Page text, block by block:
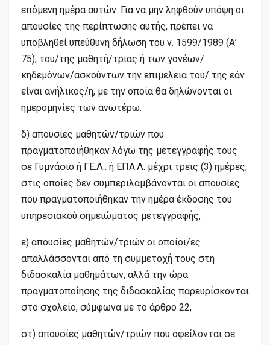
επόμενη ημέρα αυτών. Για να μην ληφθούν υπόψη οι
απουσίες της περίπτωσης αυτής, πρέπει να
υποβληθεί υπεύθυνη δήλωση του ν. 1599/1989 (Α’
75), του/της μαθητή/τριας ή των γονέων/
κηδεμόνων/ασκούντων την επιμέλεια του/ της εάν
είναι ανήλικος/η, με την οποία θα δηλώνονται οι
ημερομηνίες των ανωτέρω.
δ) απουσίες μαθητών/τριών που
πραγματοποιήθηκαν λόγω της μετεγγραφής τους
σε Γυμνάσιο ή ΓΕ.Λ.. ή ΕΠΑ.Λ. μέχρι τρεις (3) ημέρες,
στις οποίες δεν συμπεριλαμβάνονται οι απουσίες
που πραγματοποιήθηκαν την ημέρα έκδοσης του
υπηρεσιακού σημειώματος μετεγγραφής,
ε) απουσίες μαθητών/τριών οι οποίοι/ες
απαλλάσσονται από τη συμμετοχή τους στη
διδασκαλία μαθημάτων, αλλά την ώρα
πραγματοποίησης της διδασκαλίας παρευρίσκονται
στο σχολείο, σύμφωνα με το άρθρο 22,
στ) απουσίες μαθητών/τριών που οφείλονται σε